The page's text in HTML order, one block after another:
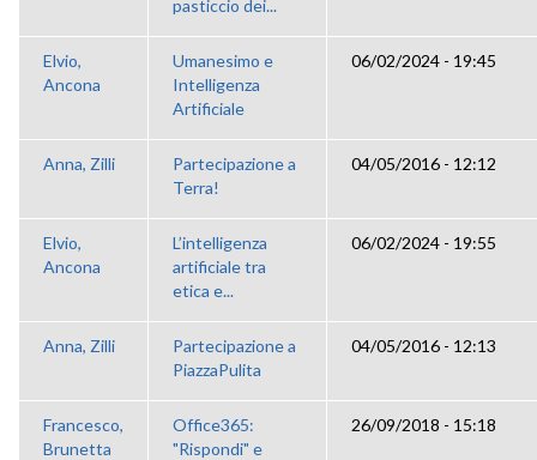
pasticcio dei...
Elvio,
Ancona
Umanesimo e
Intelligenza
Artificiale
06/02/2024 - 19:45
Anna, Zilli
Partecipazione a
Terra!
04/05/2016 - 12:12
Elvio,
Ancona
L’intelligenza
artificiale tra
etica e...
06/02/2024 - 19:55
Anna, Zilli
Partecipazione a
PiazzaPulita
04/05/2016 - 12:13
Francesco,
Brunetta
Office365:
"Rispondi" e
26/09/2018 - 15:18